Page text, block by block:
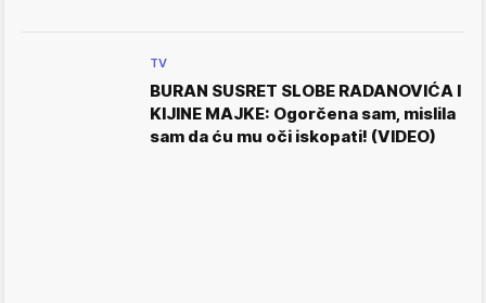
TV
BURAN SUSRET SLOBE RADANOVIĆA I
KIJINE MAJKE: Ogorčena sam, mislila
sam da ću mu oči iskopati! (VIDEO)